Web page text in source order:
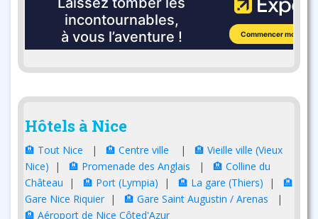
Hôtels à Nice
🏨 Tout Nice | 🏨 Centre ville | 🏨 Vieille ville (Vieux
Nice) | 🏨 Promenade des Anglais | 🏨 Colline du
Château | 🏨 Port (Lympia) | 🏨 La gare (Thiers) | 🏨
Gare Nice Riquier | 🏨 Gare Saint Augustin / Arenas |
🏨 Aéroport de Nice Côted'Azur